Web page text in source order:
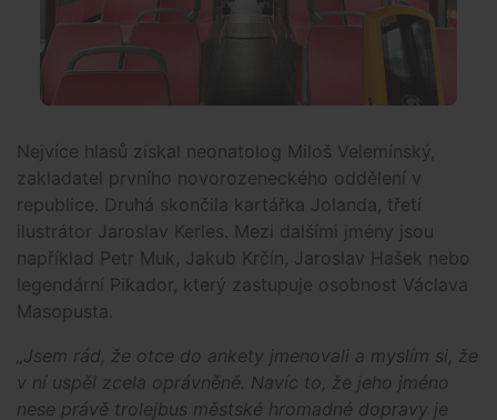
Nejvíce hlasů získal neonatolog Miloš Velemínský,
zakladatel prvního novorozeneckého oddělení v
republice. Druhá skončila kartářka Jolanda, třetí
ilustrátor Jaroslav Kerles. Mezi dalšími jmény jsou
například Petr Muk, Jakub Krčín, Jaroslav Hašek nebo
legendární Pikador, který zastupuje osobnost Václava
Masopusta.
„Jsem rád, že otce do ankety jmenovali a myslím si, že
v ní uspěl zcela oprávněně. Navíc to, že jeho jméno
nese právě trolejbus městské hromadné dopravy je